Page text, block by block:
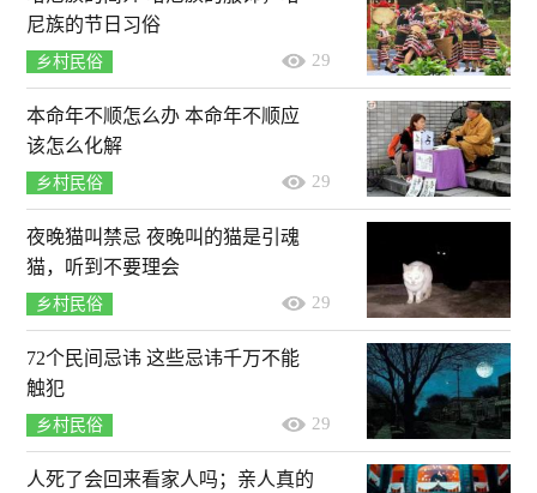
尼族的节日习俗
乡村民俗 29
本命年不顺怎么办 本命年不顺应
该怎么化解
乡村民俗 29
夜晚猫叫禁忌 夜晚叫的猫是引魂
猫，听到不要理会
乡村民俗 29
72个民间忌讳 这些忌讳千万不能
触犯
乡村民俗 29
人死了会回来看家人吗；亲人真的